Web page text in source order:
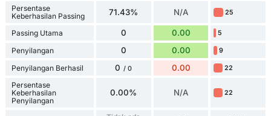
Persentase
Keberhasilan Passing
71.43% N/A 25
Passing Utama 0 0.00 5
Penyilangan 0 0.00 9
Penyilangan Berhasil 0 / 0 0.00 22
Persentase
Keberhasilan
Penyilangan
0.00% N/A 22